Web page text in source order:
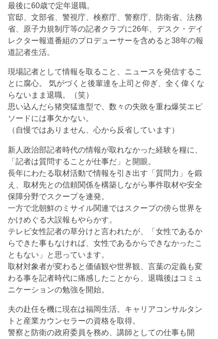
最後に60歳で定年退職。
官邸、文部省、警視庁、検察庁、警察庁、防衛省、法務
省、原子力規制庁等の記者クラブに26年、デスク・デイ
レクター報道番組のプロデューサーを含めると38年の報
道記者生活。
現場記者として情報を取ること、ニュースを発信するこ
とに腐心。 気がづくと後輩達を上司と仰ぎ、全く偉くな
らないまま退職。（笑）
思い込んだら猪突猛進型で、数々の失敗を重ね爆笑エピ
ソードには事欠かない。
（自慢ではありません、心から反省しています）
新人政治部記者時代の情報が取れなかった経験を糧に、
「記者は質問することが仕事だ」と開眼。
長年にわたる取材活動で情報を引き出す「質問力」を鍛
え、取材先との信頼関係を構築しながら事件取材や安全
保障分野でスクープを連発。
一方で北朝鮮のミサイル関連ではスクープの傍ら世界を
かけめぐる大誤報もやらかす。
テレビ女性記者の草分けと言われたが、「女性であるか
らできた事もなければ、女性であるからできなかったこ
ともない」と思っています。
取材対象者が変わると価値観や世界観、言葉の定義も変
わる事を記者時代に痛感したことから、退職後はコミュ
ニケーションの勉強を開始。
夫の赴任を機に現在は福岡生活。キャリアコンサルタン
トと産業カウンセラーの資格を取得。
警察と防衛の政府委員を務め、講師としての仕事も開